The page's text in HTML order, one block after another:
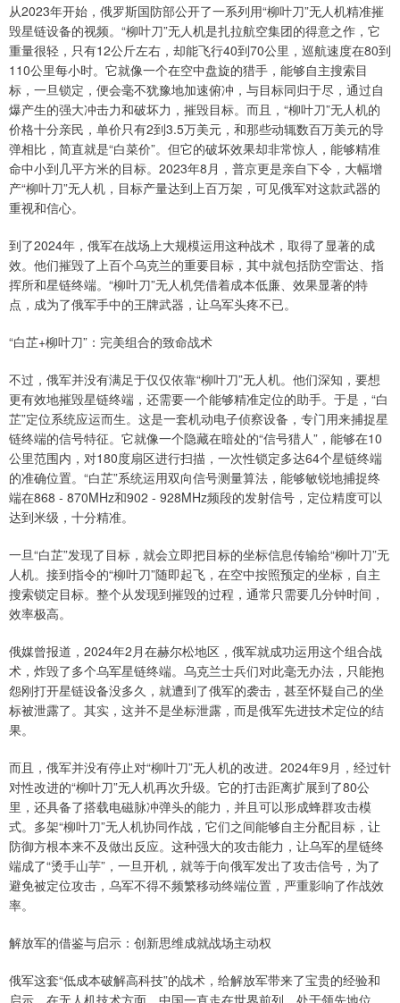
从2023年开始，俄罗斯国防部公开了一系列用“柳叶刀”无人机精准摧
毁星链设备的视频。“柳叶刀”无人机是扎拉航空集团的得意之作，它
重量很轻，只有12公斤左右，却能飞行40到70公里，巡航速度在80到
110公里每小时。它就像一个在空中盘旋的猎手，能够自主搜索目
标，一旦锁定，便会毫不犹豫地加速俯冲，与目标同归于尽，通过自
爆产生的强大冲击力和破坏力，摧毁目标。而且，“柳叶刀”无人机的
价格十分亲民，单价只有2到3.5万美元，和那些动辄数百万美元的导
弹相比，简直就是“白菜价”。但它的破坏效果却非常惊人，能够精准
命中小到几平方米的目标。2023年8月，普京更是亲自下令，大幅增
产“柳叶刀”无人机，目标产量达到上百万架，可见俄军对这款武器的
重视和信心。
到了2024年，俄军在战场上大规模运用这种战术，取得了显著的成
效。他们摧毁了上百个乌克兰的重要目标，其中就包括防空雷达、指
挥所和星链终端。“柳叶刀”无人机凭借着成本低廉、效果显著的特
点，成为了俄军手中的王牌武器，让乌军头疼不已。
“白芷+柳叶刀”：完美组合的致命战术
不过，俄军并没有满足于仅仅依靠“柳叶刀”无人机。他们深知，要想
更有效地摧毁星链终端，还需要一个能够精准定位的助手。于是，“白
芷”定位系统应运而生。这是一套机动电子侦察设备，专门用来捕捉星
链终端的信号特征。它就像一个隐藏在暗处的“信号猎人”，能够在10
公里范围内，对180度扇区进行扫描，一次性锁定多达64个星链终端
的准确位置。“白芷”系统运用双向信号测量算法，能够敏锐地捕捉终
端在868 - 870MHz和902 - 928MHz频段的发射信号，定位精度可以
达到米级，十分精准。
一旦“白芷”发现了目标，就会立即把目标的坐标信息传输给“柳叶刀”无
人机。接到指令的“柳叶刀”随即起飞，在空中按照预定的坐标，自主
搜索锁定目标。整个从发现到摧毁的过程，通常只需要几分钟时间，
效率极高。
俄媒曾报道，2024年2月在赫尔松地区，俄军就成功运用这个组合战
术，炸毁了多个乌军星链终端。乌克兰士兵们对此毫无办法，只能抱
怨刚打开星链设备没多久，就遭到了俄军的袭击，甚至怀疑自己的坐
标被泄露了。其实，这并不是坐标泄露，而是俄军先进技术定位的结
果。
而且，俄军并没有停止对“柳叶刀”无人机的改进。2024年9月，经过针
对性改进的“柳叶刀”无人机再次升级。它的打击距离扩展到了80公
里，还具备了搭载电磁脉冲弹头的能力，并且可以形成蜂群攻击模
式。多架“柳叶刀”无人机协同作战，它们之间能够自主分配目标，让
防御方根本来不及做出反应。这种强大的攻击能力，让乌军的星链终
端成了“烫手山芋”，一旦开机，就等于向俄军发出了攻击信号，为了
避免被定位攻击，乌军不得不频繁移动终端位置，严重影响了作战效
率。
解放军的借鉴与启示：创新思维成就战场主动权
俄军这套“低成本破解高科技”的战术，给解放军带来了宝贵的经验和
启示。在无人机技术方面，中国一直走在世界前列，处于领先地位。